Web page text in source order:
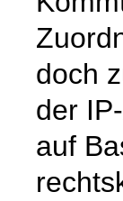
doch
der
auf